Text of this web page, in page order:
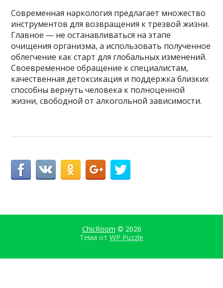
Современная наркология предлагает множество
инструментов для возвращения к трезвой жизни.
Главное — не останавливаться на этапе
очищения организма, а использовать полученное
облегчение как старт для глобальных изменений.
Своевременное обращение к специалистам,
качественная детоксикация и поддержка близких
способны вернуть человека к полноценной
жизни, свободной от алкогольной зависимости.
ChicRoom © 2026
Тема от WP Puzzle